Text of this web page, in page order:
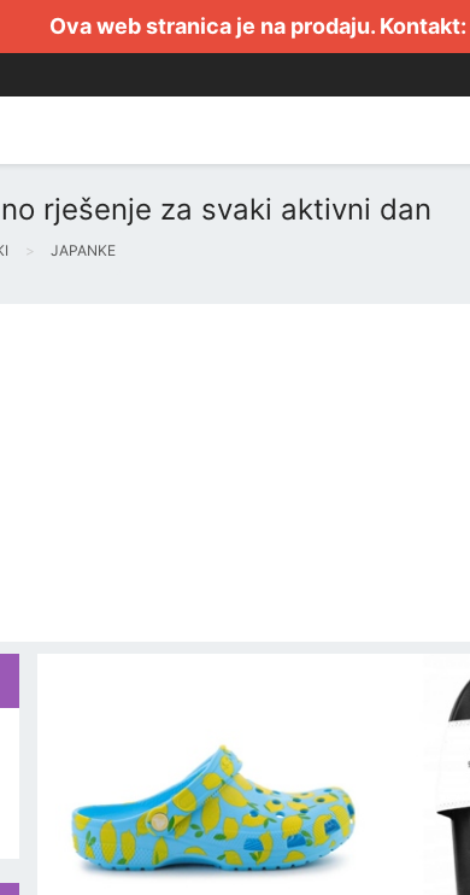
Ova web stranica je na prodaju. Kontakt:
rješenje za svaki aktivni dan
JAPANKE